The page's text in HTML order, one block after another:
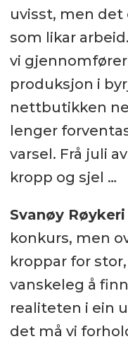
uvisst, men det
som likar
vi
produksjon i
nettbutikken
lenger
varsel. Frå juli
kropp og sjel …
Svanøy
konkurs, men
kroppar for
vanskeleg å
realiteten i ein
det må vi